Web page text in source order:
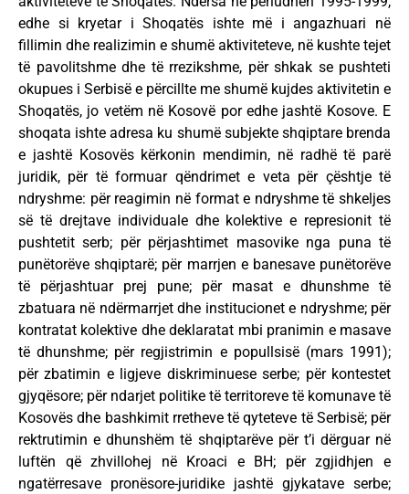
edhe si kryetar i Shoqatës ishte më i angazhuari në
fillimin dhe realizimin e shumë aktiviteteve, në kushte tejet
të pavolitshme dhe të rrezikshme, për shkak se pushteti
okupues i Serbisë e përcillte me shumë kujdes aktivitetin e
Shoqatës, jo vetëm në Kosovë por edhe jashtë Kosove. E
shoqata ishte adresa ku shumë subjekte shqiptare brenda
e jashtë Kosovës kërkonin mendimin, në radhë të parë
juridik, për të formuar qëndrimet e veta për çështje të
ndryshme: për reagimin në format e ndryshme të shkeljes
së të drejtave individuale dhe kolektive e represionit të
pushtetit serb; për përjashtimet masovike nga puna të
punëtorëve shqiptarë; për marrjen e banesave punëtorëve
të përjashtuar prej pune; për masat e dhunshme të
zbatuara në ndërmarrjet dhe institucionet e ndryshme; për
kontratat kolektive dhe deklaratat mbi pranimin e masave
të dhunshme; për regjistrimin e popullsisë (mars 1991);
për zbatimin e ligjeve diskriminuese serbe; për kontestet
gjyqësore; për ndarjet politike të territoreve të komunave të
Kosovës dhe bashkimit rretheve të qyteteve të Serbisë; për
rektrutimin e dhunshëm të shqiptarëve për t’i dërguar në
luftën që zhvillohej në Kroaci e BH; për zgjidhjen e
ngatërresave pronësore-juridike jashtë gjykatave serbe;